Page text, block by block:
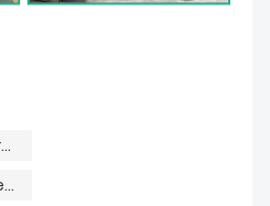
bouteille d'eau isotherme en acier inoxydable
bouteille d'eau en acier inoxydable couvercle en bambou